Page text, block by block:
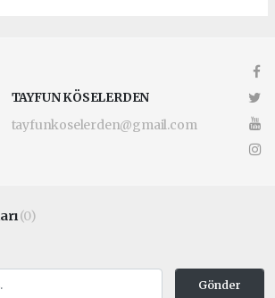
TAYFUN KÖSELERDEN
tayfunkoselerden@gmail.com
(0)
Gönder